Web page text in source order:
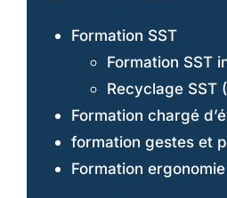
Formation SST
Formation SST
Recyclage SST
Formation chargé
formation gestes et
Formation